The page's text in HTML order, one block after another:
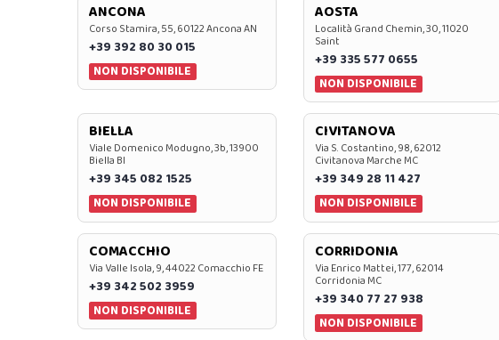
ANCONA
Corso Stamira, 55, 60122 Ancona AN
+39 392 80 30 015
NON DISPONIBILE
AOSTA
Località Grand Chemin, 30, 11020
Saint
+39 335 577 0655
NON DISPONIBILE
BIELLA
Viale Domenico Modugno, 3b, 13900
Biella BI
+39 345 082 1525
NON DISPONIBILE
CIVITANOVA
Via S. Costantino, 98, 62012
Civitanova Marche MC
+39 349 28 11 427
NON DISPONIBILE
COMACCHIO
Via Valle Isola, 9, 44022 Comacchio FE
+39 342 502 3959
NON DISPONIBILE
CORRIDONIA
Via Enrico Mattei, 177, 62014
Corridonia MC
+39 340 77 27 938
NON DISPONIBILE